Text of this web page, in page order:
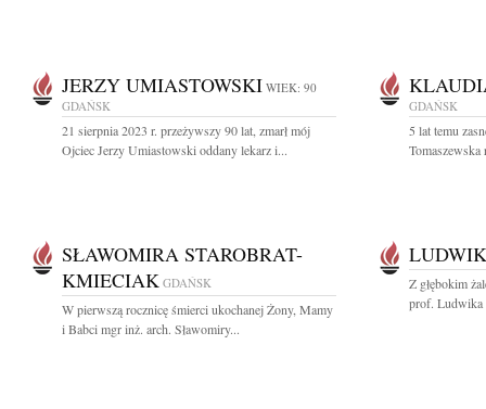
JERZY UMIASTOWSKI WIEK: 90
GDAŃSK
21 sierpnia 2023 r. przeżywszy 90 lat, zmarł mój
Ojciec Jerzy Umiastowski oddany lekarz i...
GDAŃSK
5 lat temu
SŁAWOMIRA STAROBRAT-
KMIECIAK GDAŃSK
W pierwszą rocznicę śmierci ukochanej Żony, Mamy
i Babci mgr inż. arch. Sławomiry...
Z głębokim
prof. Ludwika